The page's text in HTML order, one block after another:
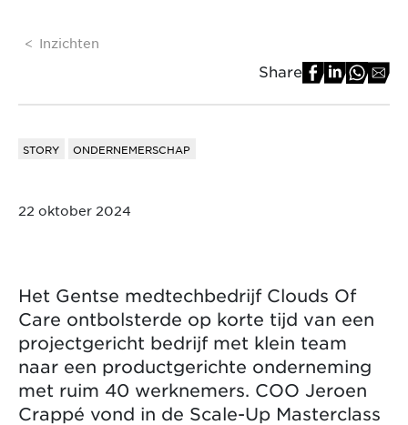
Inzichten
Share
STORY ONDERNEMERSCHAP
22 oktober 2024
Het Gentse medtechbedrijf Clouds Of
Care ontbolsterde op korte tijd van een
projectgericht bedrijf met klein team
naar een productgerichte onderneming
met ruim 40 werknemers. COO Jeroen
Crappé vond in de Scale-Up Masterclass